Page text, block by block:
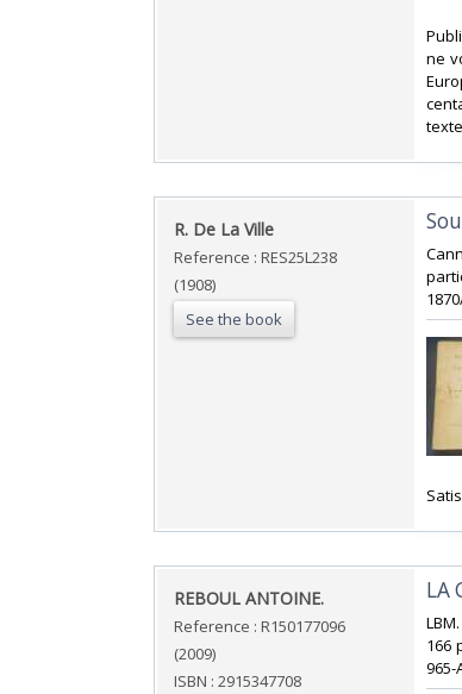
ne
‎R. De La Ville‎
Reference : RES25L238
(1908)
See the book
‎REBOUL ANTOINE.‎
Reference : R150177096
(2009)
ISBN : 2915347708
‎LA
166
965-